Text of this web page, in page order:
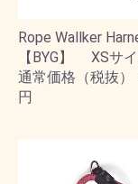
Rope Wallker
【BYG】 XSサ
通常価格（税抜）
円